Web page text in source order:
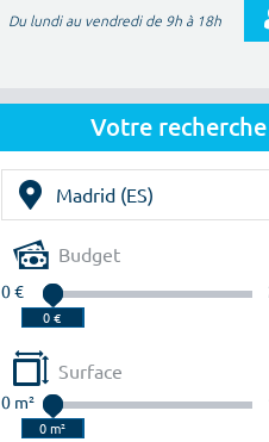
Du lundi au vendredi de 9h à 18h
Votre recherche
Budget
0 €
Surface
0 m²